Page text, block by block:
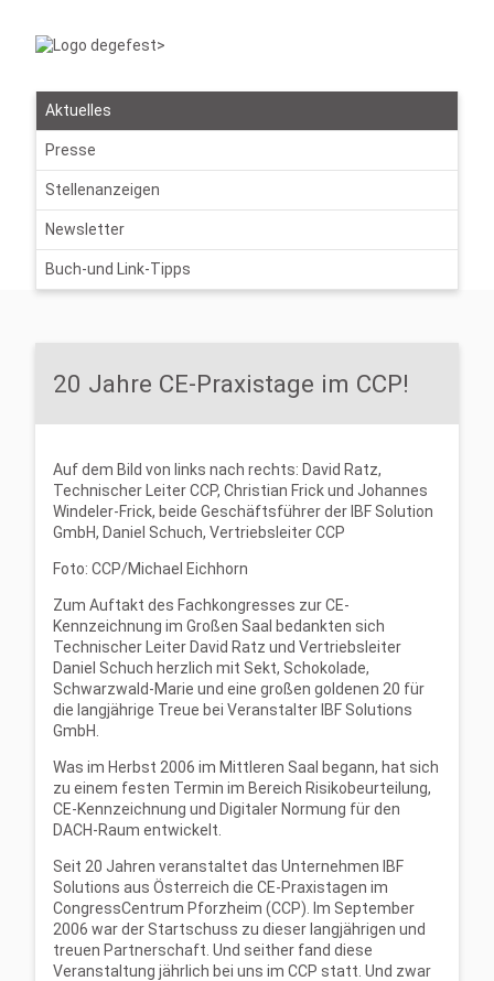
Aktuelles
Presse
Stellenanzeigen
Newsletter
Buch-und Link-Tipps
20 Jahre CE-Praxistage im CCP!
Auf dem Bild von links nach rechts: David Ratz,
Technischer Leiter CCP, Christian Frick und Johannes
Windeler-Frick, beide Geschäftsführer der IBF Solution
GmbH, Daniel Schuch, Vertriebsleiter CCP
Foto: CCP/Michael Eichhorn
Zum Auftakt des Fachkongresses zur CE-
Kennzeichnung im Großen Saal bedankten sich
Technischer Leiter David Ratz und Vertriebsleiter
Daniel Schuch herzlich mit Sekt, Schokolade,
Schwarzwald-Marie und eine großen goldenen 20 für
die langjährige Treue bei Veranstalter IBF Solutions
GmbH.
Was im Herbst 2006 im Mittleren Saal begann, hat sich
zu einem festen Termin im Bereich Risikobeurteilung,
CE-Kennzeichnung und Digitaler Normung für den
DACH-Raum entwickelt.
Seit 20 Jahren veranstaltet das Unternehmen IBF
Solutions aus Österreich die CE-Praxistagen im
CongressCentrum Pforzheim (CCP). Im September
2006 war der Startschuss zu dieser langjährigen und
treuen Partnerschaft. Und seither fand diese
Veranstaltung jährlich bei uns im CCP statt. Und zwar